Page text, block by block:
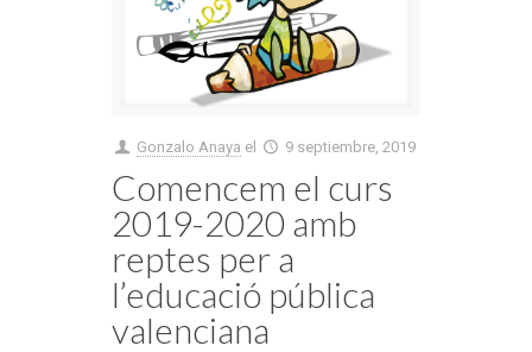
Gonzalo Anaya el 9 septiembre, 2019
Comencem el curs
2019-2020 amb
reptes per a
l’educació pública
valenciana